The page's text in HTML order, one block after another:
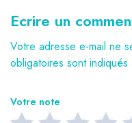
Ecrire un
Votre adresse e-mail ne
obligatoires sont indiqués
Votre note